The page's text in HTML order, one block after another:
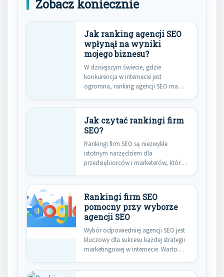
Zobacz koniecznie
Jak ranking agencji SEO
wpłynął na wyniki
mojego biznesu?
W dzisiejszym świecie, gdzie
konkurencja w internecie jest
ogromna, ranking agencji SEO ma
Jak czytać rankingi firm
SEO?
Rankingi firm SEO są niezwykle
istotnym narzędziem dla
przedsiębiorców i marketerów, którzy
Rankingi firm SEO
pomocny przy wyborze
agencji SEO
Wybór odpowiedniej agencji SEO jest
kluczowy dla sukcesu każdej strategii
marketingowej w internecie. Warto